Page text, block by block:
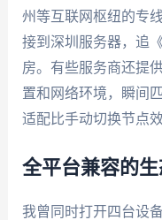
州等互联网枢纽的专
接到深圳服务器，追
房。有些服务商还提
置和网络环境，瞬间
适配比手动切换节点
全平台兼容的生
我曾同时打开四台设